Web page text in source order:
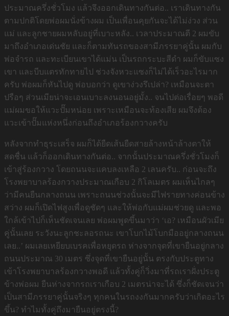
ประมาณครึ่งชั่วโมง แล้วจึงออกเดินทางกันต่อ.. เราเดินทางกัน
ตามปกติโดยพ่อผมนั่งข้างผม เป็นเพื่อนคุยกันจะได้ไม่ง่วง ส่วน
แม่ และลูกชายผมหลับอยู่ที่เบาะหลัง.. เวลาประมาณตี 2 ผมขับ
มาถึงอำเภอเด่นชัย และก็ตามทันรถของสามีภรรยาคู่นั้น ผมกับ
พ่อจำรถ และทะเบียนเขาได้แม่น เป็นรถกระบะสีดำ ผมก็ขับแซง
เขา และบีบแตรทักทายไป ช่วงจังหวะแซงก็ไม่ได้เร็วอะไรมาก
ครับ พ่อผมก็หันไปดู พ่อบอกว่า ดูเขาง่วงรึเปล่า? เหมือนจะตา
ปรือๆ ส่วนเมียน่าจะเอนเบาะลงนอนอยู่มั้ง.. จนไปต่อเรื่อยๆ พอดี
แม่ผมขอให้แวะปั๊มหน่อย เพราะเหมือนจะท้องเสีย ผมจึงต้อง
แวะเข้าปั๊มแห่งหนึ่งก่อนถึงอำเภอร้องกวางครับ
หลังจากทำธุระเสร็จ ผมก็ได้ยืดเส้นยืดสายล้างหน้าล้างตาให้
สดชื่น แล้วก็ออกเดินทางกันต่อ.. จากนั้นประมาณครึ่งชั่วโมงก็
เข้าสู่ร้องกวาง โดยถนนจะแคบลงเหลือ 2 เลนครับ.. ก่อนจะถึง
โรงพยาบาลร้องกวางประมาณเกือบ 2 กิโลเมตร ผมเห็นไกลๆ
ว่ามีคนยืนกลางถนน เพราะถนนช่วงนั้นจะมีไฟรายทางค่อนข้าง
สว่าง ผมก็เปิดไฟสูงเพื่อดูชัดๆ และให้พ่อกับแม่ผมช่วยดู และพอ
ใกล้เข้าไปก็เห็นชัดเจนเลย พ่อผมพูดขึ้นมาว่า ‘เอ? เหมือนผัวเมีย
คู่นั้นเลย ระวังนะลูกชะลอรถนะ เขาโบกไม้โบกมืออยู่กลางถนน
เลย..’ ผมเลยเหยียบเบรคเพื่อหยุดรถ ห่างจากจุดที่เขายืนอยู่กลาง
ถนนประมาณ 30 เมตร ซึ่งจุดที่เขายืนอยู่นั้น ตรงกับประตูทาง
เข้าโรงพยาบาลร้องกวางพอดี แล้วทั้งคู่ก็วิ่งมาที่รถเราฝั่งประตู
ข้างพ่อผม ยืนห่างจากรถเราเกือบ 2 เมตรน่าจะได้ ซึ่งก็ชัดเจนว่า
เป็นสามีภรรยาคู่นั้นจริงๆ ทุกคนในรถงงกันมากครับว่าเกิดอะไร
ขึ้น? ทำไมทั้งคู่ถึงมายืนอยู่ตรงนี้?